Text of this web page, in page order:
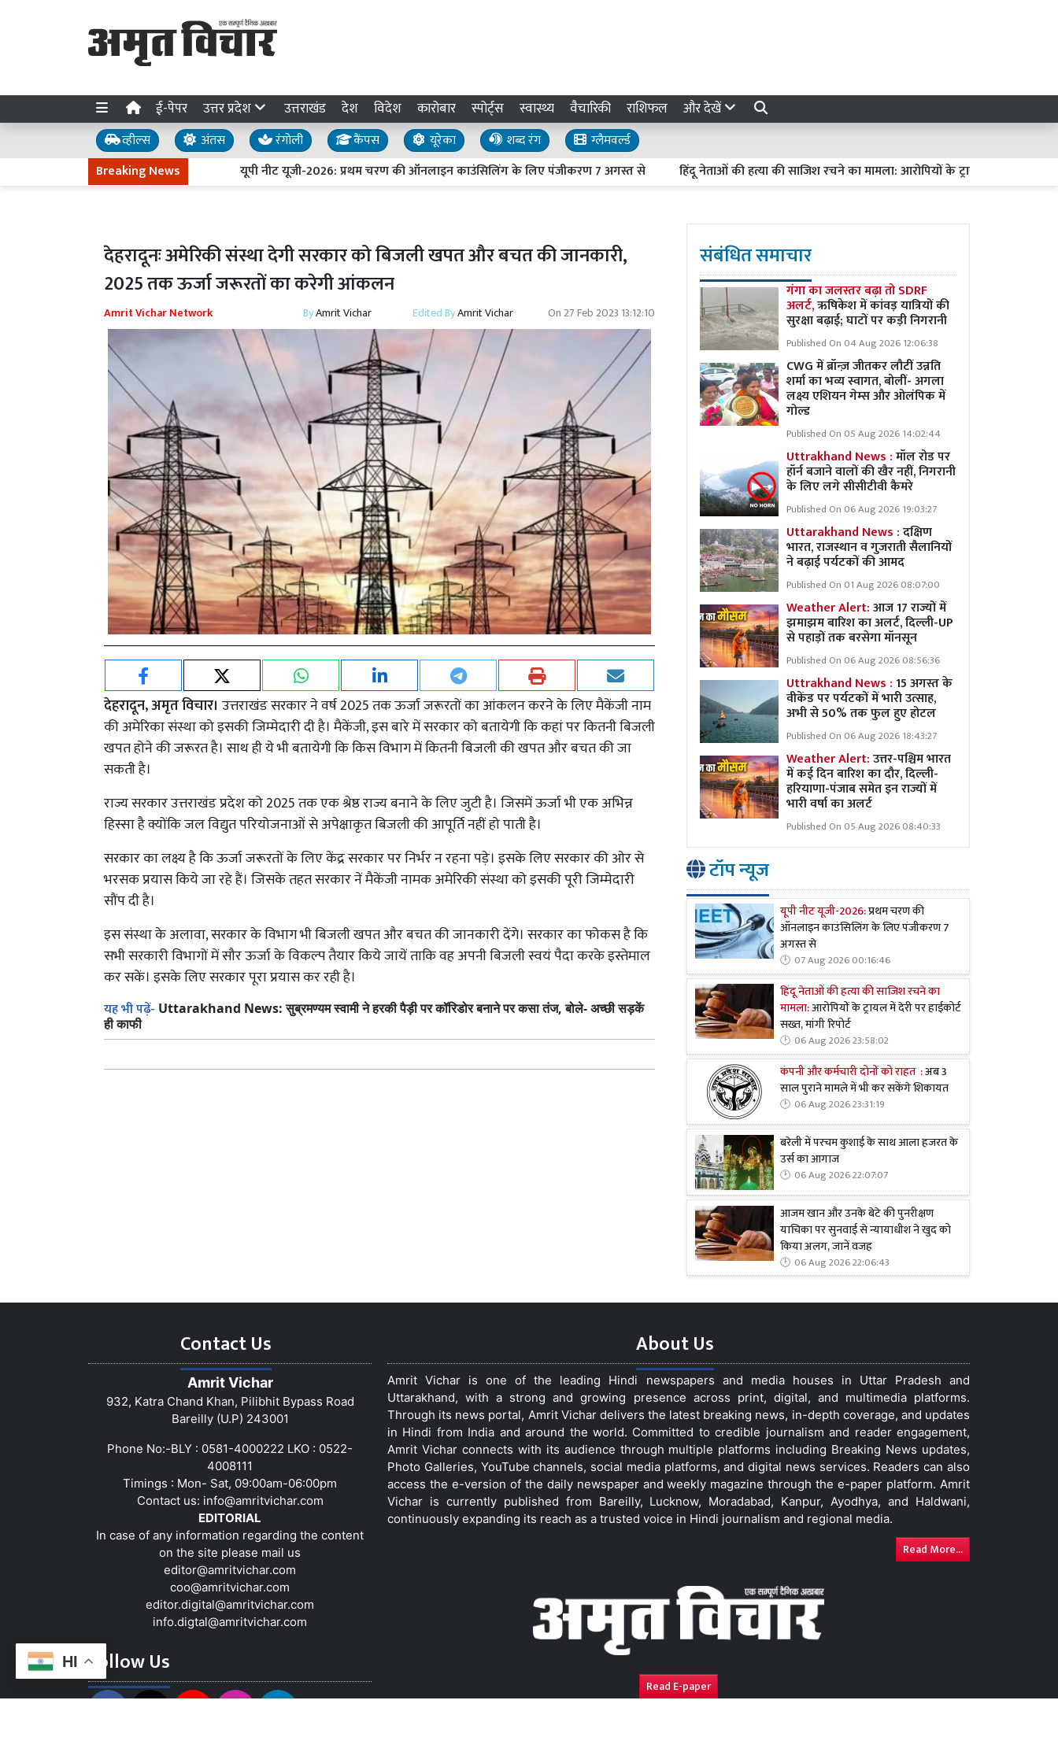
ई-पेपर उत्तर प्रदेश उत्तराखंड देश विदेश कारोबार स्पोर्ट्स स्वास्थ्य वैचारिकी राशिफल और देखें
व्हील्स अंतस रंगोली कैंपस यूरेका शब्द रंग
ग्लैमवर्ल्ड
Breaking News
यूपी नीट यूजी-2026: प्रथम चरण की ऑनलाइन काउंसिलिंग के लिए पंजीकरण 7 अगस्त से हिंदू नेताओं की हत्या की साजिश रचने का मामला: आरोपियों के ट्रायल में देरी पर हाईकोर्ट
HI
देहरादूनः अमेरिकी संस्था देगी सरकार को बिजली खपत और बचत की जानकारी,
2025 तक ऊर्जा जरूरतों का करेगी आंकलन
Amrit Vichar Network ByAmrit Vichar Edited ByAmrit Vichar On 27 Feb 2023 13:12:10
देहरादून, अमृत विचार। उत्तराखंड सरकार ने वर्ष 2025 तक ऊर्जा जरूरतों का आंकलन करने के लिए मैकेंजी नाम
की अमेरिका संस्था को इसकी जिम्मेदारी दी है। मैकेंजी, इस बारे में सरकार को बतायेगी कि कहां पर कितनी बिजली
खपत होने की जरूरत है। साथ ही ये भी बतायेगी कि किस विभाग में कितनी बिजली की खपत और बचत की जा
सकती है।
राज्य सरकार उत्तराखंड प्रदेश को 2025 तक एक श्रेष्ठ राज्य बनाने के लिए जुटी है। जिसमें ऊर्जा भी एक अभिन्न
हिस्सा है क्योंकि जल विद्युत परियोजनाओं से अपेक्षाकृत बिजली की आपूर्ति नहीं हो पाती है।
सरकार का लक्ष्य है कि ऊर्जा जरूरतों के लिए केंद्र सरकार पर निर्भर न रहना पड़े। इसके लिए सरकार की ओर से
भरसक प्रयास किये जा रहे हैं। जिसके तहत सरकार नें मैकेंजी नामक अमेरिकी संस्था को इसकी पूरी जिम्मेदारी
सौंप दी है।
इस संस्था के अलावा, सरकार के विभाग भी बिजली खपत और बचत की जानकारी देंगे। सरकार का फोकस है कि
सभी सरकारी विभागों में सौर ऊर्जा के विकल्प तैयार किये जायें ताकि वह अपनी बिजली स्वयं पैदा करके इस्तेमाल
कर सकें। इसके लिए सरकार पूरा प्रयास कर रही है।
यह भी पढ़ें- Uttarakhand News: सुब्रमण्यम स्वामी ने हरकी पैड़ी पर कॉरिडोर बनाने पर कसा तंज, बोले- अच्छी सड़कें
ही काफी
संबंधित समाचार
गंगा का जलस्तर बढ़ा तो SDRF
अलर्ट,ऋषिकेश में कांवड़ यात्रियों की
सुरक्षा बढ़ाई; घाटों पर कड़ी निगरानी
Published On 04 Aug 2026 12:06:38
CWG में ब्रॉन्ज़ जीतकर लौटीं उन्नति
शर्मा का भव्य स्वागत, बोलीं- अगला
लक्ष्य एशियन गेम्स और ओलंपिक में
गोल्ड
Published On 05 Aug 2026 14:02:44
Uttrakhand News :मॉल रोड पर
हॉर्न बजाने वालों की खैर नहीं, निगरानी
के लिए लगे सीसीटीवी कैमरे
Published On 06 Aug 2026 19:03:27
Uttarakhand News :दक्षिण
भारत, राजस्थान व गुजराती सैलानियों
ने बढ़ाई पर्यटकों की आमद
Published On 01 Aug 2026 08:07:00
Weather Alert:आज 17 राज्यों में
झमाझम बारिश का अलर्ट, दिल्ली-UP
से पहाड़ों तक बरसेगा मॉनसून
Published On 06 Aug 2026 08:56:36
Uttrakhand News :15 अगस्त के
वीकेंड पर पर्यटकों में भारी उत्साह,
अभी से 50% तक फुल हुए होटल
Published On 06 Aug 2026 18:43:27
Weather Alert:उत्तर-पश्चिम भारत
में कई दिन बारिश का दौर, दिल्ली-
हरियाणा-पंजाब समेत इन राज्यों में
भारी वर्षा का अलर्ट
Published On 05 Aug 2026 08:40:33
टॉप न्यूज
यूपी नीट यूजी-2026:प्रथम चरण की
ऑनलाइन काउंसिलिंग के लिए पंजीकरण 7
अगस्त से
07 Aug 2026 00:16:46
हिंदू नेताओं की हत्या की साजिश रचने का
मामला:आरोपियों के ट्रायल में देरी पर हाईकोर्ट
सख्त, मांगी रिपोर्ट
06 Aug 2026 23:58:02
कंपनी और कर्मचारी दोनों को राहत :अब 3
साल पुराने मामले में भी कर सकेंगे शिकायत
06 Aug 2026 23:31:19
बरेली में परचम कुशाई के साथ आला हजरत के
उर्स का आगाज
06 Aug 2026 22:07:07
आजम खान और उनके बेटे की पुनरीक्षण
याचिका पर सुनवाई से न्यायाधीश ने खुद को
किया अलग, जानें वजह
06 Aug 2026 22:06:43
Contact Us
Amrit Vichar
932, Katra Chand Khan, Pilibhit Bypass Road
Bareilly (U.P) 243001
Phone No:-BLY : 0581-4000222 LKO : 0522-
4008111
Timings : Mon- Sat, 09:00am-06:00pm
Contact us: info@amritvichar.com
EDITORIAL
In case of any information regarding the content
on the site please mail us
editor@amritvichar.com
coo@amritvichar.com
editor.digital@amritvichar.com
info.digtal@amritvichar.com
Follow Us
About Us
Amrit Vichar is one of the leading Hindi newspapers and media houses in Uttar Pradesh and
Uttarakhand, with a strong and growing presence across print, digital, and multimedia platforms.
Through its news portal, Amrit Vichar delivers the latest breaking news, in-depth coverage, and updates
in Hindi from India and around the world. Committed to credible journalism and reader engagement,
Amrit Vichar connects with its audience through multiple platforms including Breaking News updates,
Photo Galleries, YouTube channels, social media platforms, and digital news services. Readers can also
access the e-version of the daily newspaper and weekly magazine through the e-paper platform. Amrit
Vichar is currently published from Bareilly, Lucknow, Moradabad, Kanpur, Ayodhya, and Haldwani,
continuously expanding its reach as a trusted voice in Hindi journalism and regional media.
Read More...
Read E-paper